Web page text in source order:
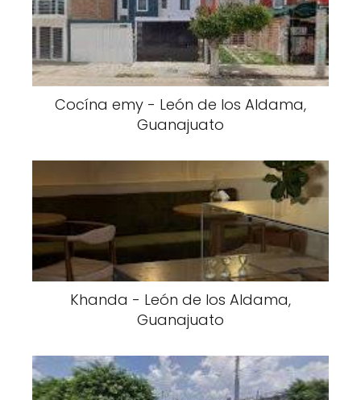
Cocína emy - León de los Aldama,
Guanajuato
Khanda - León de los Aldama,
Guanajuato